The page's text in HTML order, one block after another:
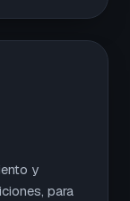
y
para